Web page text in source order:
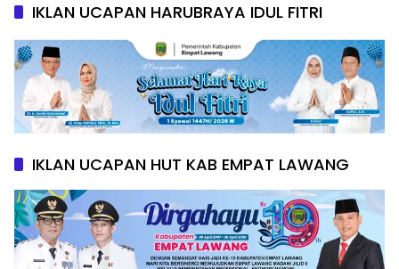
IKLAN UCAPAN HARUBRAYA IDUL FITRI
IKLAN UCAPAN HUT KAB EMPAT LAWANG